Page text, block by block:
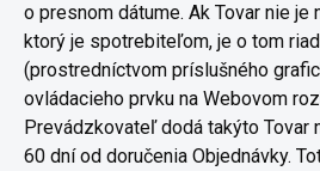
o presnom dátume. Ak Tovar nie je
ktorý je spotrebiteľom, je o tom
(prostredníctvom príslušného
ovládacieho prvku na Webovom
Prevádzkovateľ dodá takýto Tovar
60 dní od doručenia Objednávky.